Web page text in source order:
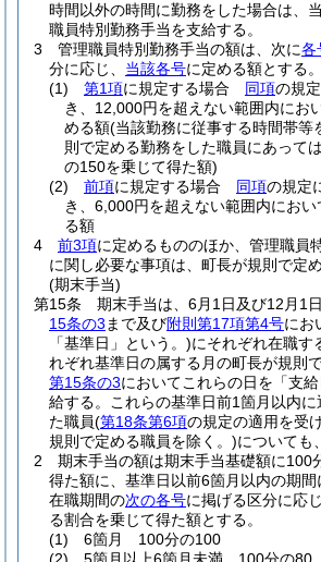
時間以外の時間に勤務をした場合は、
職員特別勤務手当を支給する。
3
管理職員特別勤務手当の額は、次に各
分に応じ、 当該各号に定める額とする。
(1)
第1項に規定する場合 同項の規
き、12,000円を超えない範囲内にお
める額(当該勤務に従事する時間帯等
則で定める勤務をした職員にあって
の150を乗じて得た額)
(2)
前項に規定する場合 同項の規定
き、6,000円を超えない範囲内にお
る額
4
前3項に定めるもののほか、管理職員
に関し必要な事項は、町長が規則で定め
(期末手当)
第15条
期末手当は、6月1日及び12月1日
15条の3 まで及び附則第17項第4号にお
「基準日」という。)にそれぞれ在職す
れぞれ基準日の属する月の町長が規則
第15条の3においてこれらの日を「支
給する。
これらの基準日前1箇月以内
た職員(第18条第6項の規定の適用を受
規則で定める職員を除く。)についても
2
期末手当の額は期末手当基礎額に100
得た額に、基準日以前6箇月以内の期
在職期間の次の各号に掲げる区分に応じ
る割合を乗じて得た額とする。
(1)
6箇月 100分の100